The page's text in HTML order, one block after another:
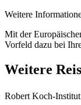
Weitere
Mit der
Vorfeld dazu bei
Weitere
Robert Koch-